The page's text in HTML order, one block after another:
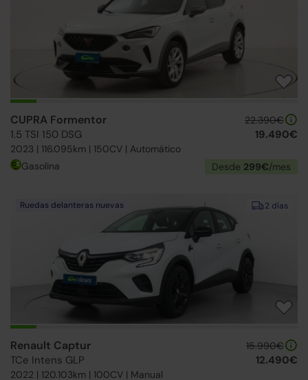
CUPRA Formentor
1.5 TSI 150 DSG
2023 | 116.095km | 150CV | Automático
22.390€
19.490€
Gasolina Desde 299€/mes
2 días
Ruedas delanteras nuevas
Renault Captur
TCe Intens GLP
2022 | 120.103km | 100CV | Manual
15.990€
12.490€